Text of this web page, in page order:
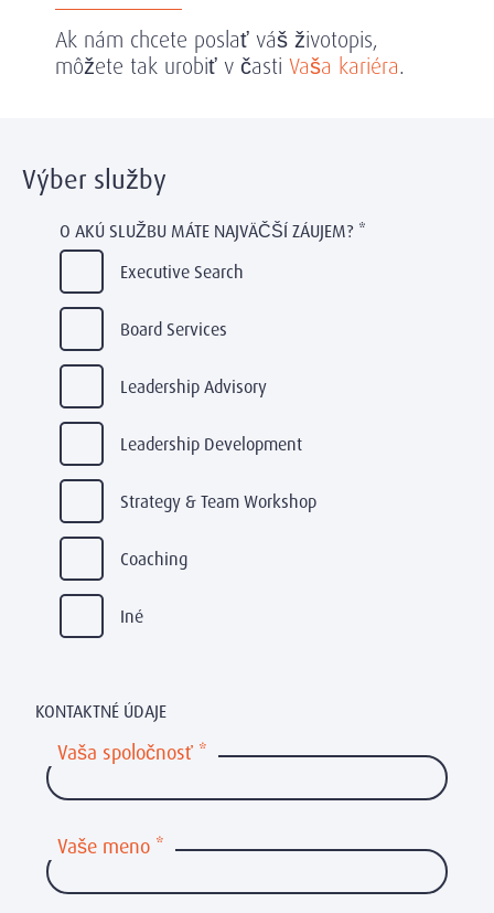
Ak nám chcete poslať váš životopis,
môžete tak urobiť v časti Vaša kariéra.
Výber služby
O AKÚ SLUŽBU MÁTE NAJVÄČŠÍ ZÁUJEM? *
Executive Search
Board Services
Leadership Advisory
Leadership Development
Strategy & Team Workshop
Coaching
Iné
KONTAKTNÉ ÚDAJE
Vaša spoločnosť *
Vaše meno *